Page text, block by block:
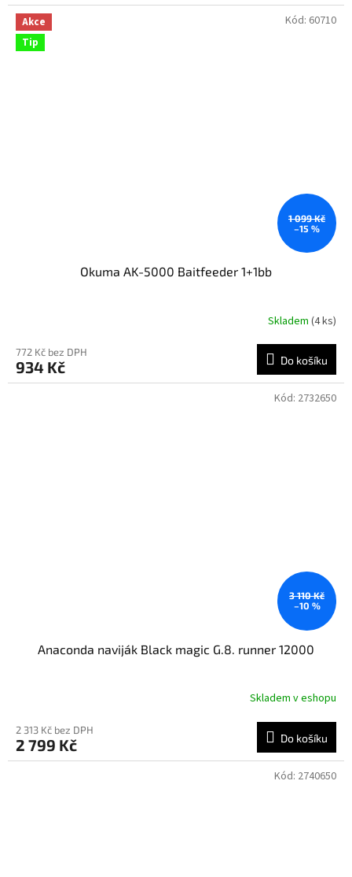
Akce
Tip
1 099 Kč
–15 %
Okuma AK-5000 Baitfeeder 1+1bb
Skladem (4 ks)
772 Kč bez DPH
934 Kč Do košíku
Kód: 60710
3 110 Kč
–10 %
Anaconda naviják Black magic G.8. runner 12000
Skladem v eshopu
2 313 Kč bez DPH
2 799 Kč Do košíku
Kód: 2732650
Kód: 2740650